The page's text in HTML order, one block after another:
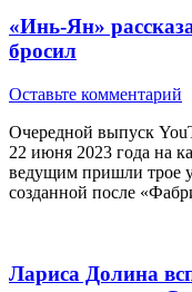
«Инь-Ян»
бросил
Оставьте комментарий
Очередной выпуск
22 июня 2023 года на
ведущим пришли трое
созданной после
Лариса Долина